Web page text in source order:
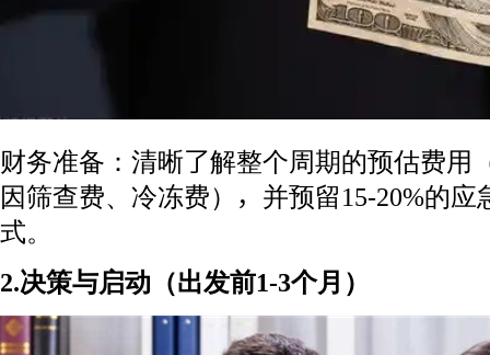
财务准备：清晰了解整个周期的预估费用
因筛查费、冷冻费），并预留15-20%的
式。
2.决策与启动（出发前1-3个月）